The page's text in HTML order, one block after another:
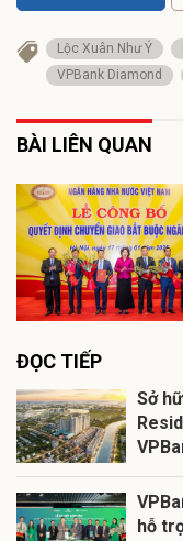
Lộc Xuân Như Ý
VPBank Diamond
BÀI LIÊN QUAN
ĐỌC TIẾP
Sở
hỗ